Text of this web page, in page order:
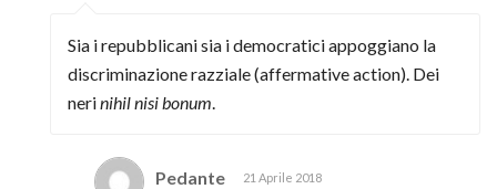
Sia i repubblicani sia i democratici appoggiano la
discriminazione razziale (affermative action). Dei
nerinihil nisi bonum
Pedante 21 Aprile 2018